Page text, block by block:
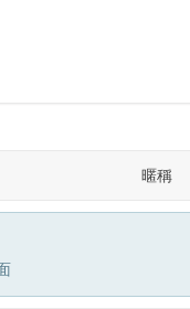
暱稱